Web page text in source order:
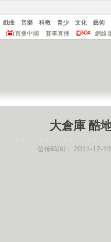
戲曲 音樂 科教 青少 文化
藝術
直播中國 賽事直播 網絡
大倉庫 酷
發佈時間： 2011-12-